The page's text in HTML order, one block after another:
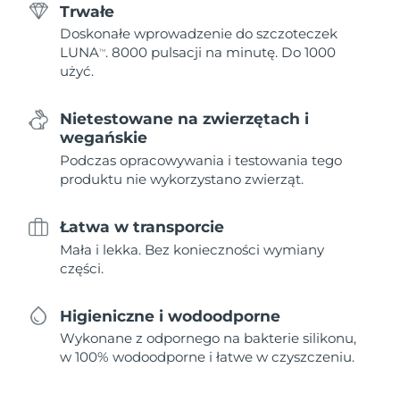
Trwałe
Doskonałe wprowadzenie do szczoteczek
LUNATM . 8000 pulsacji na minutę. Do 1000
użyć.
Nietestowane na zwierzętach i
wegańskie
Podczas opracowywania i testowania tego
produktu nie wykorzystano zwierząt.
Łatwa w transporcie
Mała i lekka. Bez konieczności wymiany
części.
Higieniczne i wodoodporne
Wykonane z odpornego na bakterie silikonu,
w 100% wodoodporne i łatwe w czyszczeniu.